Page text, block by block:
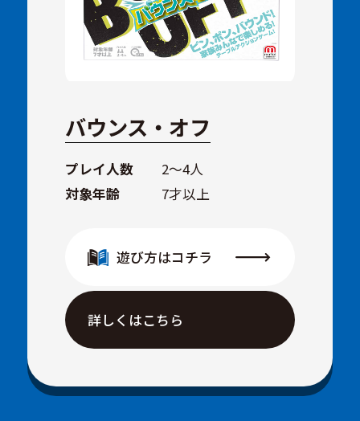
バウンス・オフ
プレイ人数
2～4人
対象年齢
7才以上
遊び方はコチラ
詳しくはこちら